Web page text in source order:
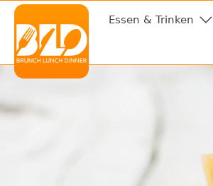
Essen & Trinken